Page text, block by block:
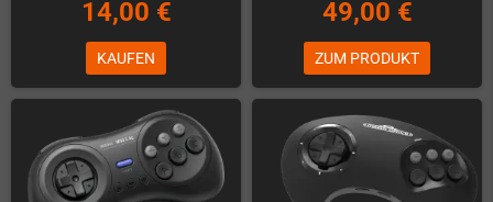
14,00 €
KAUFEN
49,00 €
ZUM PRODUKT